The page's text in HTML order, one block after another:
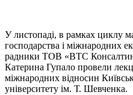
У листопаді, в рамках циклу
господарства і міжнародних
радники ТОВ «ВТС
Катерина Гупало провели
міжнародних відносин
університету ім. Т. Шевченка.